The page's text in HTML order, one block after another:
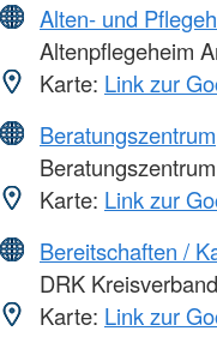
Alten- und
Altenpflegeheim
Karte: Link zur
Beratungszentrum
Karte: Link zur
Bereitschaften /
DRK
Karte: Link zur